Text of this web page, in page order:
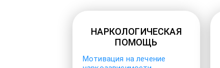
НАРКОЛОГИЧЕСКАЯ
ПОМОЩЬ
Мотивация на лечение